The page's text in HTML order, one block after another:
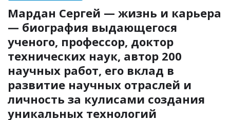
Мардан Сергей — жизнь и карьера
— биография выдающегося
ученого, профессор, доктор
технических наук, автор 200
научных работ, его вклад в
развитие научных отраслей и
личность за кулисами создания
уникальных технологий